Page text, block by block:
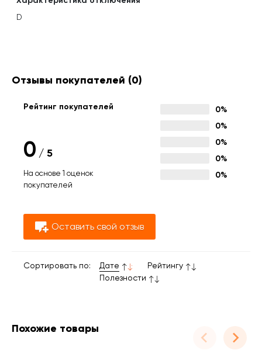
D
Отзывы покупателей (0)
Рейтинг покупателей
0 / 5
На основе 1 оценок
покупателей
0%
0%
0%
0%
0%
Оставить свой отзыв
Сортировать по: Дате
Рейтингу
Полезности
Похожие товары